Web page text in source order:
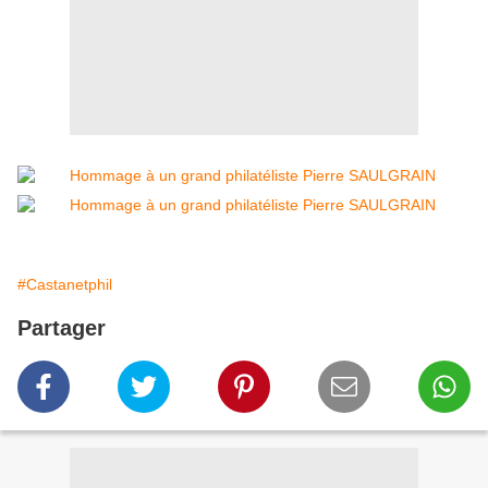
#Castanetphil
Partager